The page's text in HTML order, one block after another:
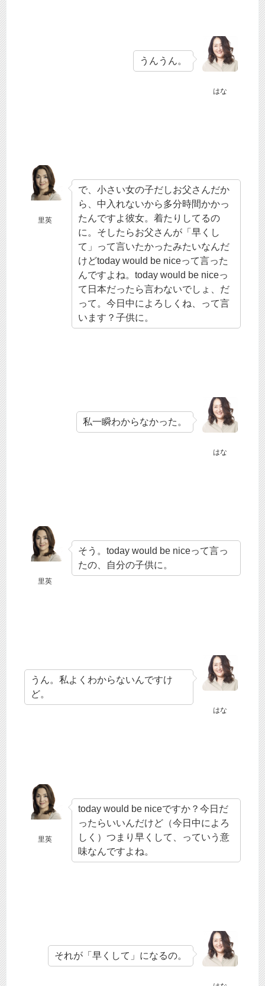
はな
うんうん。
里英
で、小さい女の子だしお父さんだか
ら、中入れないから多分時間かかっ
たんですよ彼女。着たりしてるの
に。そしたらお父さんが「早くし
て」って言いたかったみたいなんだ
けどtoday would be niceって言った
んですよね。today would be niceっ
て日本だったら言わないでしょ、だ
って。今日中によろしくね、って言
います？子供に。
はな
私一瞬わからなかった。
里英
そう。today would be niceって言っ
たの、自分の子供に。
はな
うん。私よくわからないんですけ
ど。
里英
today would be niceですか？今日だ
ったらいいんだけど（今日中によろ
しく）つまり早くして、っていう意
味なんですよね。
それが「早くして」になるの。